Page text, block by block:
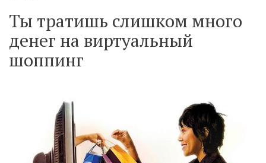
Ты тратишь слишком много
денег на виртуальный
шоппинг